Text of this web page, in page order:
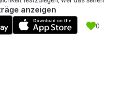
0
anzeigen